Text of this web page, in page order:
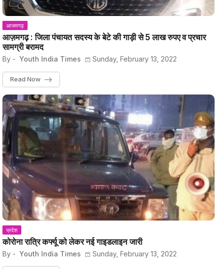
आजमगढ़
आज़मगढ़ : जिला पंचायत सदस्य के बेटे की गाड़ी से 5 लाख रुपए व प्रचार
सामग्री बरामद
By - Youth India Times Sunday, February 13, 2022
Read Now
प्रदेश
कोरोना रात्रि कर्फ्यू को लेकर नई गाइडलाइन जारी
By - Youth India Times Sunday, February 13, 2022